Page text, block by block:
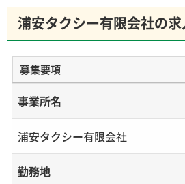
浦安タクシー有限会社の
募集要項
事業所名
浦安タクシー有限会社
勤務地